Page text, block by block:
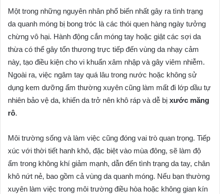
Một trong những nguyên nhân phổ biến nhất gây ra tình trạng
da quanh móng bị bong tróc là các thói quen hàng ngày tưởng
chừng vô hại. Hành động cắn móng tay hoặc giật các sợi da
thừa có thể gây tổn thương trực tiếp đến vùng da nhạy cảm
này, tạo điều kiện cho vi khuẩn xâm nhập và gây viêm nhiễm.
Ngoài ra, việc ngâm tay quá lâu trong nước hoặc không sử
dụng kem dưỡng ẩm thường xuyên cũng làm mất đi lớp dầu tự
nhiên bảo vệ da, khiến da trở nên khô ráp và dễ bị xước măng
rô.
Môi trường sống và làm việc cũng đóng vai trò quan trọng. Tiếp
xúc với thời tiết hanh khô, đặc biệt vào mùa đông, sẽ làm độ
ẩm trong không khí giảm mạnh, dẫn đến tình trạng da tay, chân
khô nứt nẻ, bao gồm cả vùng da quanh móng. Nếu bạn thường
xuyên làm việc trong môi trường điều hòa hoặc không gian kín